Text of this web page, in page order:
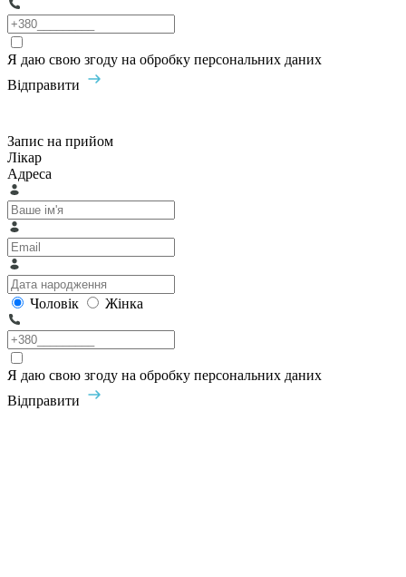
Я даю свою згоду на обробку персональних даних
Відправити
Запис на прийом
Лікар
Адреса
Чоловік Жінка
Я даю свою згоду на обробку персональних даних
Відправити